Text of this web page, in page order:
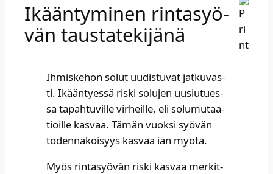
Ikään­ty­mi­nen rin­ta­syö­
vän taus­ta­te­ki­jä­nä
Ihmis­ke­hon solut uudis­tu­vat jat­ku­vas­
ti. Ikään­tyes­sä ris­ki solu­jen uusiu­tues­
sa tapah­tu­vil­le vir­heil­le, eli solu­mu­taa­
tioil­le kas­vaa. Tämän vuok­si syö­vän
toden­nä­köi­syys kas­vaa iän myö­tä.​
Myös rin­ta­syö­vän ris­ki kas­vaa mer­kit­